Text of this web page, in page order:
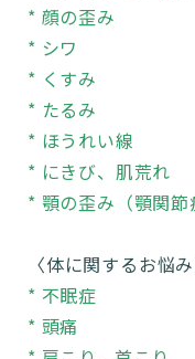
* 顔の歪み
* シワ
* くすみ
* たるみ
* ほうれい線
* にきび、肌荒れ
* 顎の歪み（顎関節
〈体に関するお悩み
* 不眠症
* 頭痛